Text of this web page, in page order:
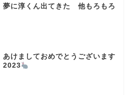
夢に淳くん出てきた 他もろもろ
あけましておめでとうございます
2023